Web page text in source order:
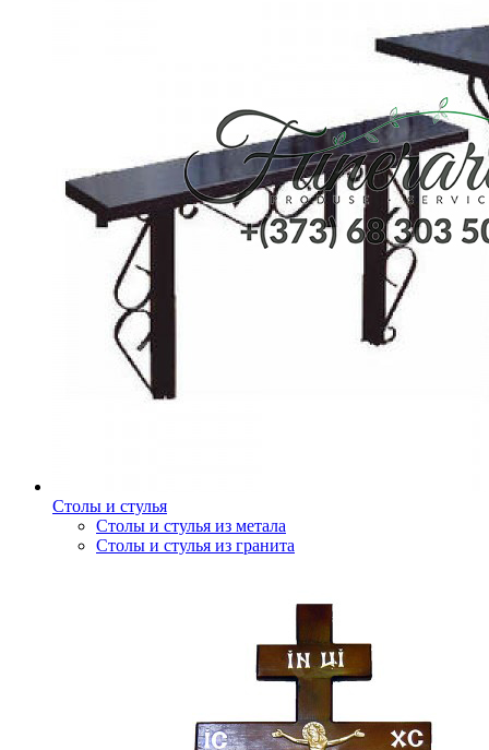
Столы и стулья
Столы и стулья из метала
Столы и стулья из гранита